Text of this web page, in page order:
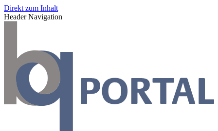
Direkt zum Inhalt
Header Navigation